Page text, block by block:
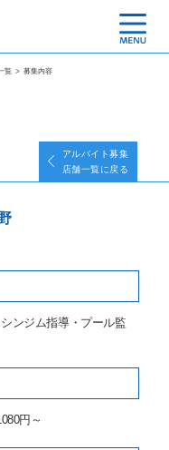
覧 > 募集内容
アルバイト募集
店舗一覧に戻る
ンジム指導・プール監
円～